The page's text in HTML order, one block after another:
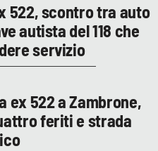
522, scontro tra auto
autista del 118 che
servizio
ex 522 a Zambrone,
feriti e strada